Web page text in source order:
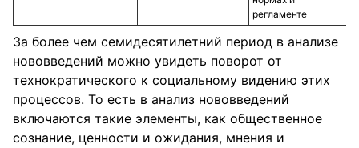
регламенте
За более чем семидесятилетний период в анализе
нововведений можно увидеть поворот от
технократического к социальному видению этих
процессов. То есть в анализ нововведений
включаются такие элементы, как общественное
сознание, ценности и ожидания, мнения и